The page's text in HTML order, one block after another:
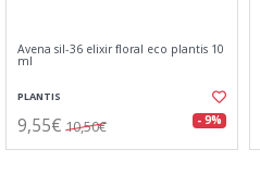
Avena sil-36 elixir floral eco plantis 10
ml
PLANTIS
9,55€ 10,50€ - 9%